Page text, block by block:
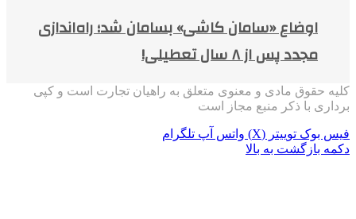
اوضاع «سامان کاشی» بسامان شد؛ راه‌اندازی
مجدد پس از ۸ سال تعطیلی!
کلیه حقوق مادی و معنوی متعلق به راهیان تجارت است و کپی
برداری با ذکر منبع مجاز است
فیس بوک توییتر (X) واتس آپ تلگرام
دکمه بازگشت به بالا